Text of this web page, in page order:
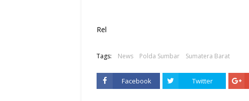
Rel
Tags: News Polda Sumbar Sumatera Barat
Facebook Twitter